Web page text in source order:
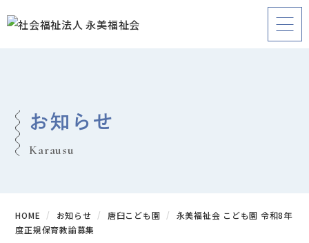
お知らせ
Karausu
HOME お知らせ 唐臼こども園
永美福祉会 こども園 令和8年
度正規保育教諭募集